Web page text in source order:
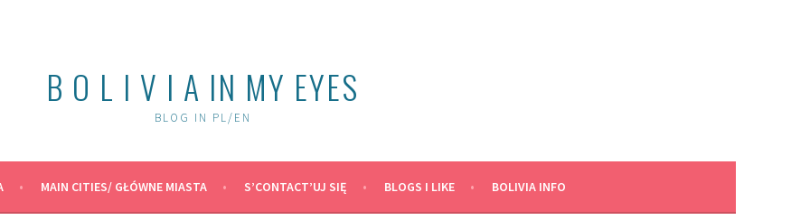
B O L I V I A IN MY EYES
BLOG IN PL/EN
MAIN CITIES/ GŁÓWNE MIASTA S’CONTACT’UJ SIĘ BLOGS I LIKE BOLIVIA INFO